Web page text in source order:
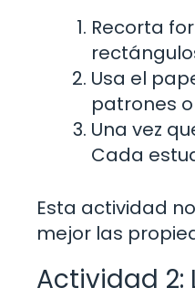
Recorta
Usa el
patrones
Una vez
Cada
Esta actividad
mejor las
Actividad 2: